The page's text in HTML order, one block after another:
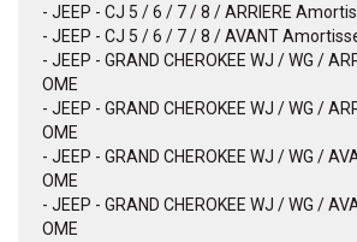
- JEEP - CJ 5 / 6 / 7 / 8 / ARRIERE
- JEEP - CJ 5 / 6 / 7 / 8 / AVANT
- JEEP - GRAND CHEROKEE WJ / WG /
OME
- JEEP - GRAND CHEROKEE WJ / WG /
OME
- JEEP - GRAND CHEROKEE WJ / WG /
OME
- JEEP - GRAND CHEROKEE WJ / WG /
OME